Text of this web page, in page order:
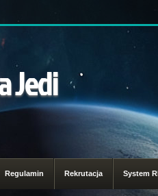
Jedi
Regulamin Rekrutacja System